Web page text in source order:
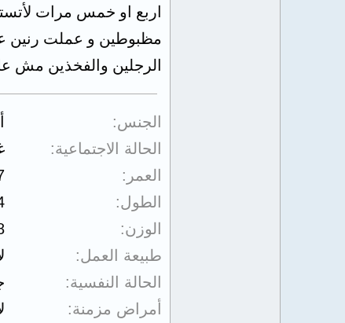
اربع او خمس مرات
مظبوطين و عملت رنين
الرجلين والفخذين مش
الجنس
الحالة الاجتماعية
العمر
الطول
الوزن
طبيعة العمل
الحالة النفسية
أمراض مزمنة